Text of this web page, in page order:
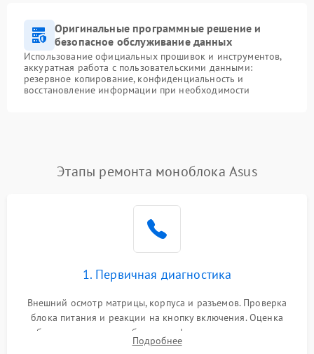
Оригинальные программные решение и
безопасное обслуживание данных
Использование официальных прошивок и инструментов,
аккуратная работа с пользовательскими данными:
резервное копирование, конфиденциальность и
восстановление информации при необходимости
Этапы ремонта моноблока Asus
1. Первичная диагностика
Внешний осмотр матрицы, корпуса и разъемов. Проверка
блока питания и реакции на кнопку включения. Оценка
изображения, звука и работы периферии для сужения круга
возможных неисправностей перед вскрытием.
Подробнее